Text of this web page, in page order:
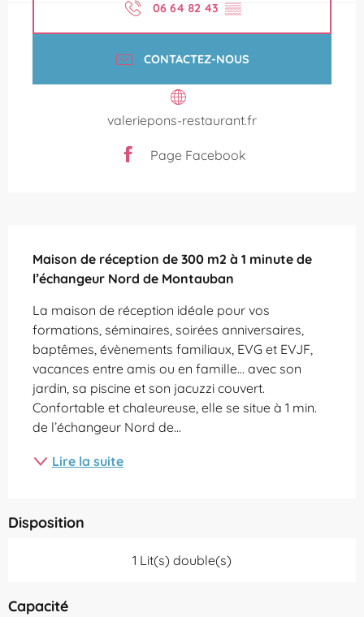
06 64 82 43 ▒▒
CONTACTEZ-NOUS
valeriepons-restaurant.fr
Page Facebook
Maison de réception de 300 m2 à 1 minute de
l’échangeur Nord de Montauban
La maison de réception idéale pour vos
formations, séminaires, soirées anniversaires,
baptêmes, évènements familiaux, EVG et EVJF,
vacances entre amis ou en famille... avec son
jardin, sa piscine et son jacuzzi couvert.
Confortable et chaleureuse, elle se situe à 1 min.
de l’échangeur Nord de...
Lire la suite
Disposition
1 Lit(s) double(s)
Capacité